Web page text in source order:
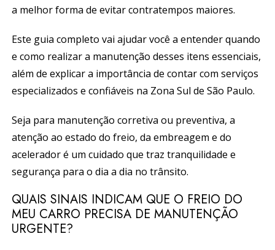
a melhor forma de evitar contratempos maiores.
Este guia completo vai ajudar você a entender quando
e como realizar a manutenção desses itens essenciais,
além de explicar a importância de contar com serviços
especializados e confiáveis na Zona Sul de São Paulo.
Seja para manutenção corretiva ou preventiva, a
atenção ao estado do freio, da embreagem e do
acelerador é um cuidado que traz tranquilidade e
segurança para o dia a dia no trânsito.
QUAIS SINAIS INDICAM QUE O FREIO DO
MEU CARRO PRECISA DE MANUTENÇÃO
URGENTE?